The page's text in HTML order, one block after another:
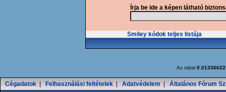
Írja be ide a képen látható
Smiley kódok teljes listája
Az oldal
Cégadatok Felhasználási feltételek Adatvédelem Általános Fórum